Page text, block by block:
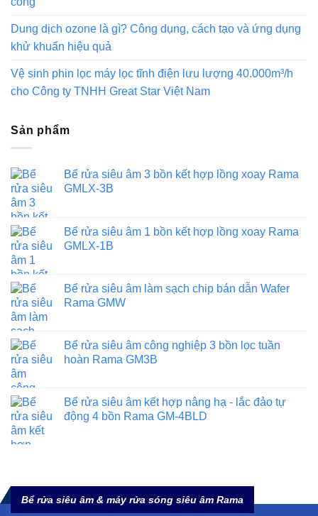
Dung dịch ozone là gì? Công dụng, cách tạo và ứng dụng
khử khuẩn hiệu quả
Vệ sinh phin lọc máy lọc tĩnh điện lưu lượng 40.000m³/h
cho Công ty TNHH Great Star Việt Nam
Sản phẩm
Bể rửa siêu âm 3 bồn kết hợp lồng xoay Rama
GMLX-3B
Bể rửa siêu âm 1 bồn kết hợp lồng xoay Rama
GMLX-1B
Bể rửa siêu âm làm sạch chip bán dẫn Wafer
Rama GMW
Bể rửa siêu âm công nghiệp 3 bồn lọc tuần
hoàn Rama GM3B
Bể rửa siêu âm kết hợp nâng hạ - lắc đảo tự
động 4 bồn Rama GM-4BLD
Bể rửa siêu âm & máy rửa sóng siêu âm Rama